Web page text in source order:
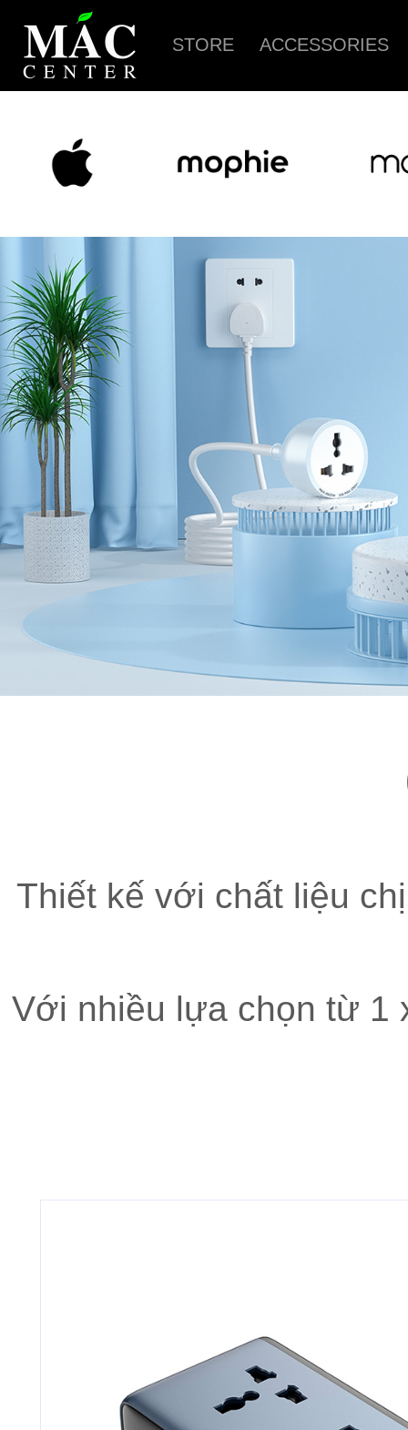
STORE ACCESSORIES
Thiết kế với chất liệu
Với nhiều lựa chọn từ 1